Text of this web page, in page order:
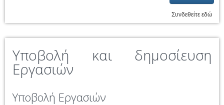
Συνδεθείτε εδώ
Υποβολή και δημοσίευση
Εργασιών
Υποβολή Εργασιών